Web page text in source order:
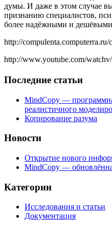
думы. И даже в этом случае
признанию специалистов,
более надёжными и
http://
http://www.youtube.com/
Последние статьи
MindCopy —
реалистичного
Копирование разума
Новости
Открытие нового
MindCopy —
Категории
Исследования и статьи
Документация